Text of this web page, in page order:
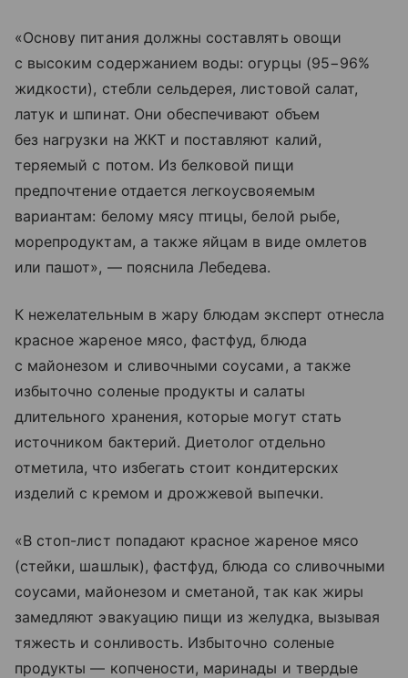
«Основу питания должны составлять овощи
с высоким содержанием воды: огурцы (95−96%
жидкости), стебли сельдерея, листовой салат,
латук и шпинат. Они обеспечивают объем
без нагрузки на ЖКТ и поставляют калий,
теряемый с потом. Из белковой пищи
предпочтение отдается легкоусвояемым
вариантам: белому мясу птицы, белой рыбе,
морепродуктам, а также яйцам в виде омлетов
или пашот», — пояснила Лебедева.
К нежелательным в жару блюдам эксперт отнесла
красное жареное мясо, фастфуд, блюда
с майонезом и сливочными соусами, а также
избыточно соленые продукты и салаты
длительного хранения, которые могут стать
источником бактерий. Диетолог отдельно
отметила, что избегать стоит кондитерских
изделий с кремом и дрожжевой выпечки.
«В стоп-лист попадают красное жареное мясо
(стейки, шашлык), фастфуд, блюда со сливочными
соусами, майонезом и сметаной, так как жиры
замедляют эвакуацию пищи из желудка, вызывая
тяжесть и сонливость. Избыточно соленые
продукты — копчености, маринады и твердые